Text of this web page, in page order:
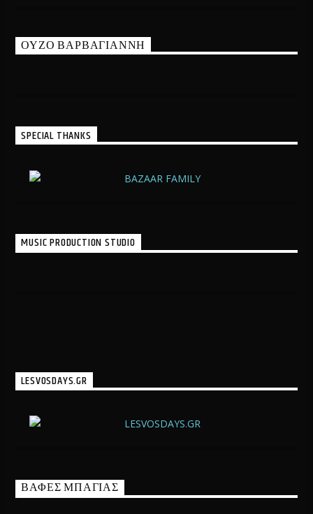
ΟΥΖΟ ΒΑΡΒΑΓΙΑΝΝΗ
SPECIAL THANKS
MUSIC PRODUCTION STUDIO
LESVOSDAYS.GR
ΒΑΦΕΣ ΜΠΑΓΙΑΣ